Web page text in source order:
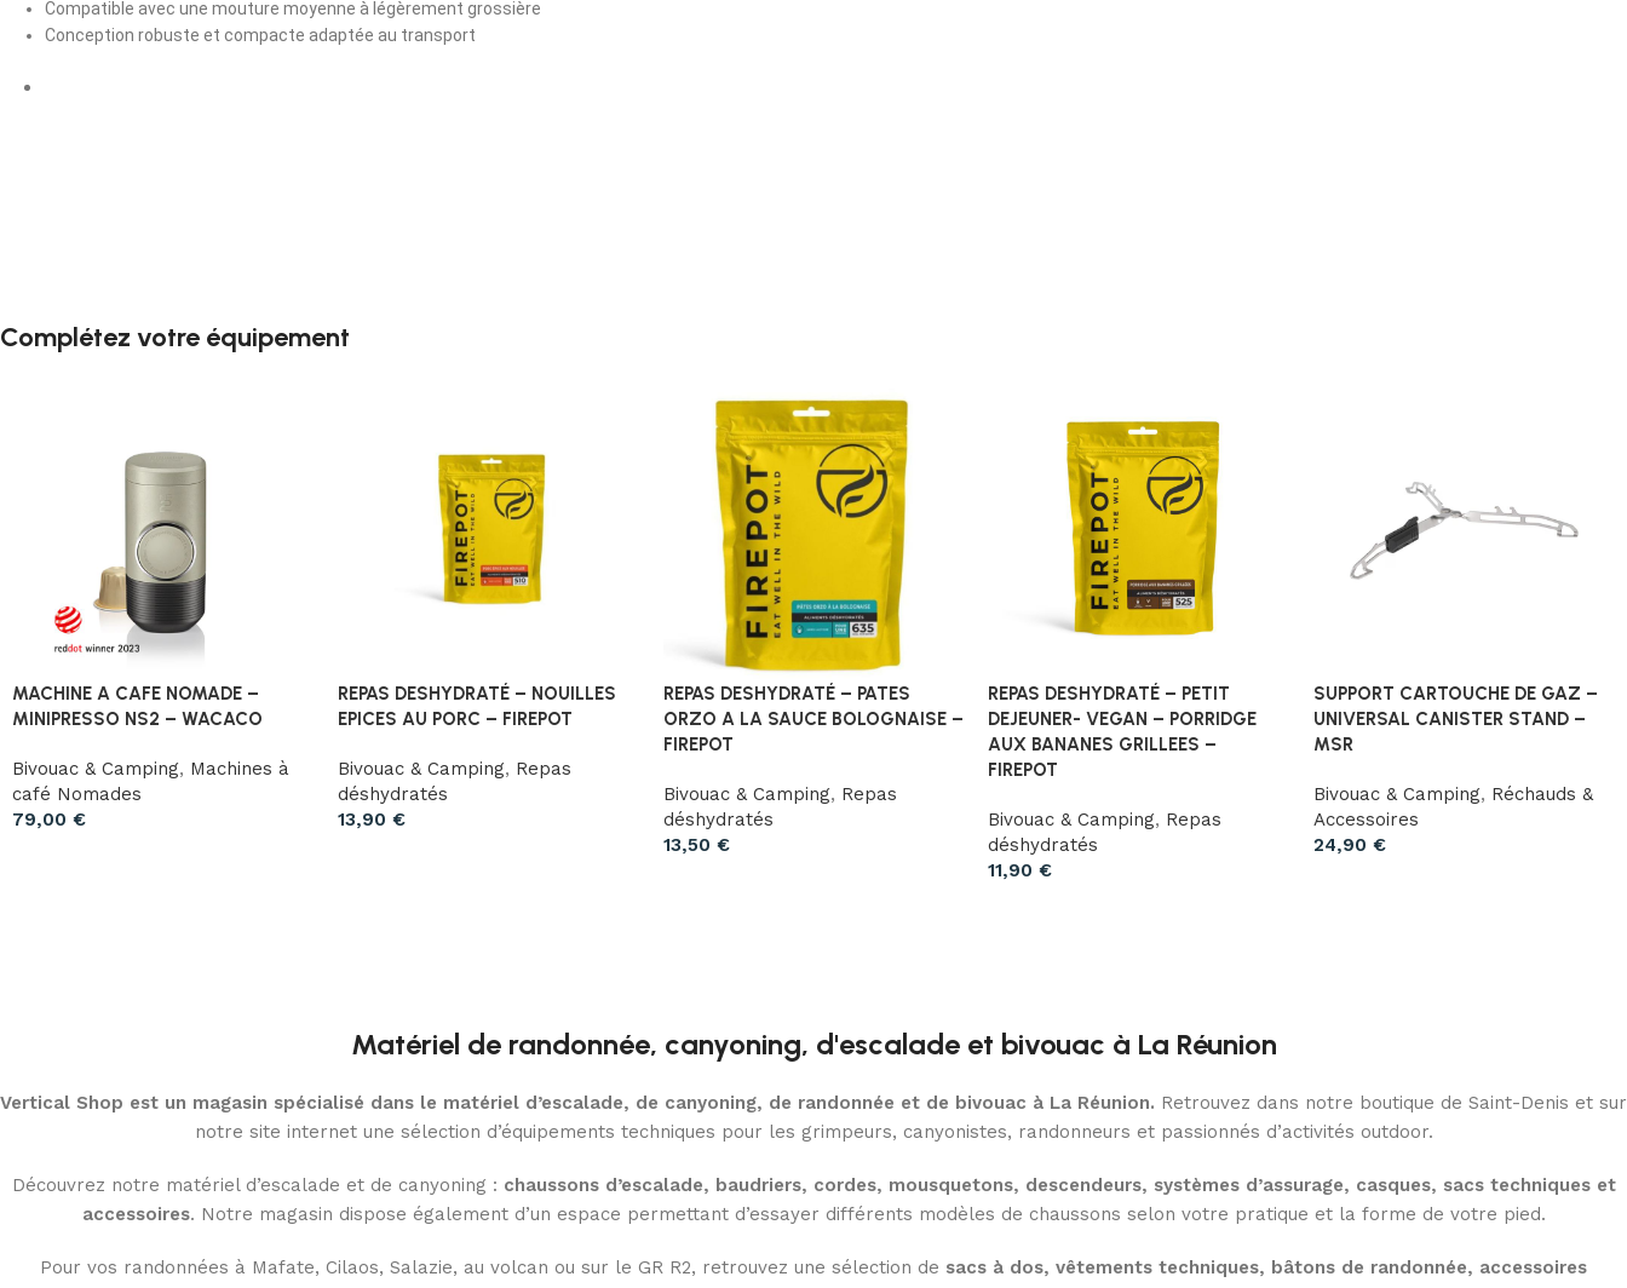
Compatible avec une mouture moyenne à légèrement grossière
Conception robuste et compacte adaptée au transport
Complétez votre équipement
MACHINE A CAFE NOMADE –
MINIPRESSO NS2 – WACACO
Bivouac & Camping, Machines à
café Nomades
79,00 €
REPAS DESHYDRATÉ – NOUILLES
EPICES AU PORC – FIREPOT
Bivouac & Camping, Repas
déshydratés
13,90 €
REPAS DESHYDRATÉ – PATES
ORZO A LA SAUCE BOLOGNAISE –
FIREPOT
Bivouac & Camping, Repas
déshydratés
13,50 €
REPAS DESHYDRATÉ – PETIT
DEJEUNER- VEGAN – PORRIDGE
AUX BANANES GRILLEES –
FIREPOT
Bivouac & Camping, Repas
déshydratés
11,90€
SUPPORT CARTOUCHE DE GAZ –
UNIVERSAL CANISTER STAND –
MSR
Bivouac & Camping, Réchauds &
Accessoires
24,90€
Matériel de randonnée, canyoning, d'escalade et bivouac à La Réunion
Vertical Shop est un magasin spécialisé dans le matériel d’escalade, de canyoning, de randonnée et de bivouac à La Réunion. Retrouvez dans notre boutique de Saint-Denis et sur
notre site internet une sélection d’équipements techniques pour les grimpeurs, canyonistes, randonneurs et passionnés d’activités outdoor.
Découvrez notre matériel d’escalade et de canyoning : chaussons d’escalade, baudriers, cordes, mousquetons, descendeurs, systèmes d’assurage, casques, sacs techniques et
accessoires. Notre magasin dispose également d’un espace permettant d’essayer différents modèles de chaussons selon votre pratique et la forme de votre pied.
Pour vos randonnées à Mafate, Cilaos, Salazie, au volcan ou sur le GR R2, retrouvez une sélection de sacs à dos, vêtements techniques, bâtons de randonnée, accessoires